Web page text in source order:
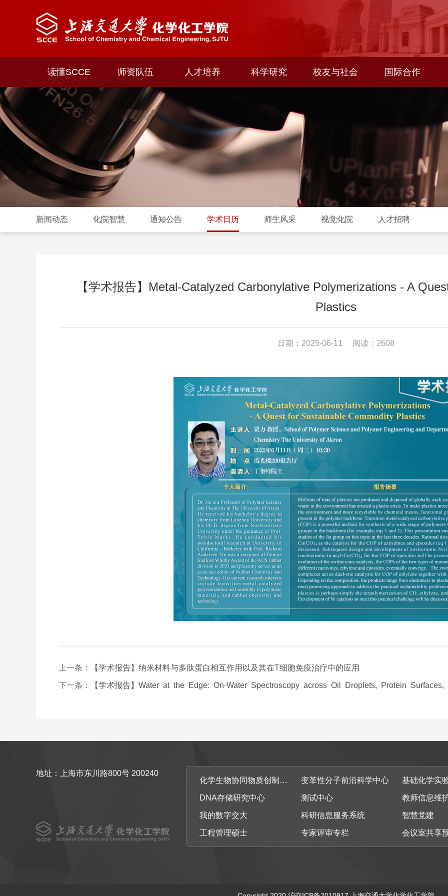
读懂SCCE 师资队伍 人才培养 科学研究 校友与社会 国际合作
新闻动态 化院智慧 通知公告 学术日历 师生风采 视觉化院 人才招聘
【学术报告】Metal-Catalyzed Carbonylative Polymerizations - A
Plastics
日期：2025-06-11 阅读：2608
上一条： 【学术报告】纳米材料与多肽蛋白相互作用以及其在T细胞免疫治疗中的应用
下一条： 【学术报告】Water at the Edge: On-Water Spectroscopy across Oil Droplets, Protein
地址：上海市东川路800号 200240
化学生物协同物质创制全国重点实验室
变革性分子前沿科学中心 基础化学实
DNA存储研究中心 测试中心 教师信息维
我的数字交大 科研信息服务系统 智慧党建
工程管理硕士 专家评审专栏 会议室共享